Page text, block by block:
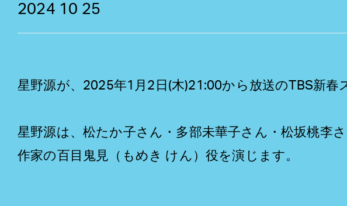
2024 10 25
星野源が、2025年1月2日(木)21:00から放送のTBS新
星野源は、松たか子さん・多部未華子さん・松坂桃李
作家の百目鬼見（もめき けん）役を演じます。